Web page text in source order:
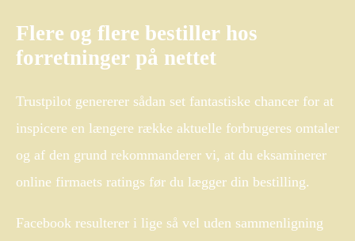
Flere og flere bestiller hos
forretninger på nettet
Trustpilot genererer sådan set fantastiske chancer for at
inspicere en længere række aktuelle forbrugeres omtaler
og af den grund rekommanderer vi, at du eksaminerer
online firmaets ratings før du lægger din bestilling.
Facebook resulterer i lige så vel uden sammenligning